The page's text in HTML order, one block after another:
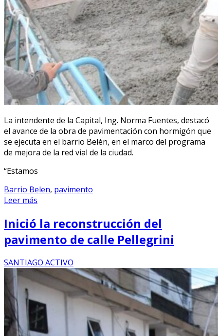
La intendente de la Capital, Ing. Norma Fuentes, destacó
el avance de la obra de pavimentación con hormigón que
se ejecuta en el barrio Belén, en el marco del programa
de mejora de la red vial de la ciudad.
“Estamos
Barrio Belen, pavimento
Leer más
Inició la reconstrucción del
pavimento de calle Pellegrini
SANTIAGO ACTIVO